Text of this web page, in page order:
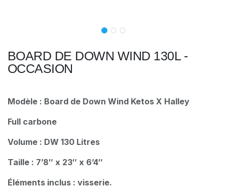
BOARD DE DOWN WIND 130L -
OCCASION
Modèle : Board de Down Wind Ketos X Halley
Full carbone
Volume : DW 130 Litres
Taille : 7’8″ x 23″ x 6’4″
Éléments inclus : visserie.